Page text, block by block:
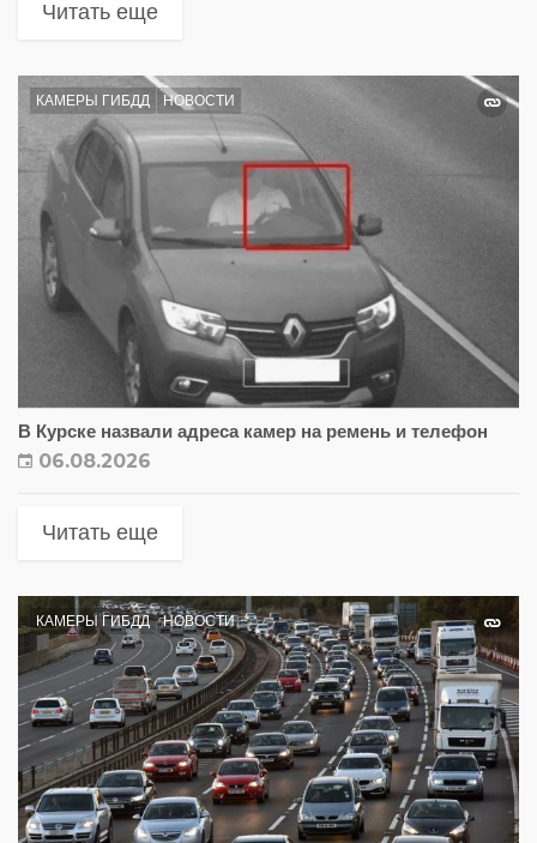
Читать еще
КАМЕРЫ ГИБДД НОВОСТИ
В Курске назвали адреса камер на ремень и телефон
06.08.2026
Читать еще
КАМЕРЫ ГИБДД НОВОСТИ